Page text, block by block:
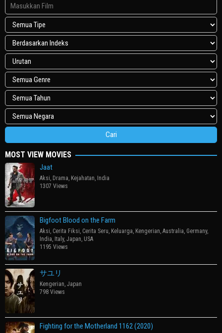
MOST VIEW MOVIES
Jaat
Aksi, Drama, Kejahatan, India
1307 Views
Bigfoot Blood on the Farm
Aksi, Cerita Fiksi, Cerita Seru, Keluarga, Kengerian, Australia, Germany,
India, Italy, Japan, USA
1195 Views
サユリ
Kengerian, Japan
798 Views
Fighting for the Motherland 1162 (2020)